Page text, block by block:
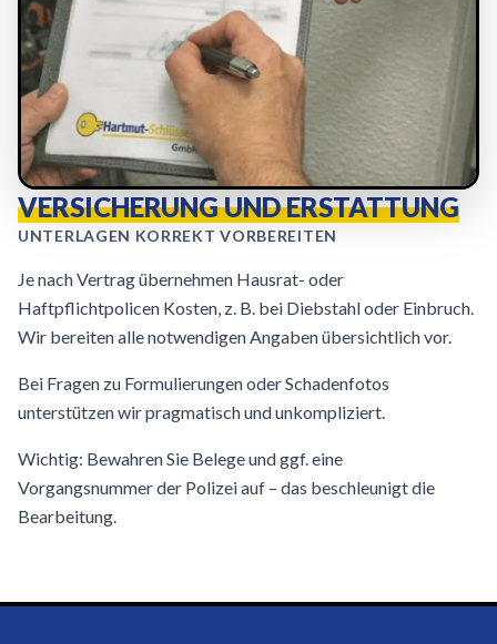
VERSICHERUNG UND ERSTATTUNG
UNTERLAGEN KORREKT VORBEREITEN
Je nach Vertrag übernehmen Hausrat- oder
Haftpflichtpolicen Kosten, z. B. bei Diebstahl oder Einbruch.
Wir bereiten alle notwendigen Angaben übersichtlich vor.
Bei Fragen zu Formulierungen oder Schadenfotos
unterstützen wir pragmatisch und unkompliziert.
Wichtig: Bewahren Sie Belege und ggf. eine
Vorgangsnummer der Polizei auf – das beschleunigt die
Bearbeitung.